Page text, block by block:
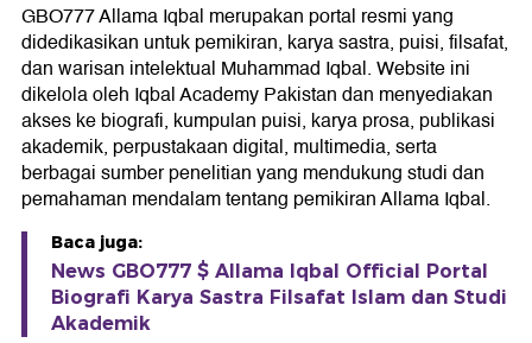
GBO777 Allama Iqbal merupakan portal resmi yang
didedikasikan untuk pemikiran, karya sastra, puisi, filsafat,
dan warisan intelektual Muhammad Iqbal. Website ini
dikelola oleh Iqbal Academy Pakistan dan menyediakan
akses ke biografi, kumpulan puisi, karya prosa, publikasi
akademik, perpustakaan digital, multimedia, serta
berbagai sumber penelitian yang mendukung studi dan
pemahaman mendalam tentang pemikiran Allama Iqbal.
Baca juga:
News GBO777 $ Allama Iqbal Official Portal
Biografi Karya Sastra Filsafat Islam dan Studi
Akademik